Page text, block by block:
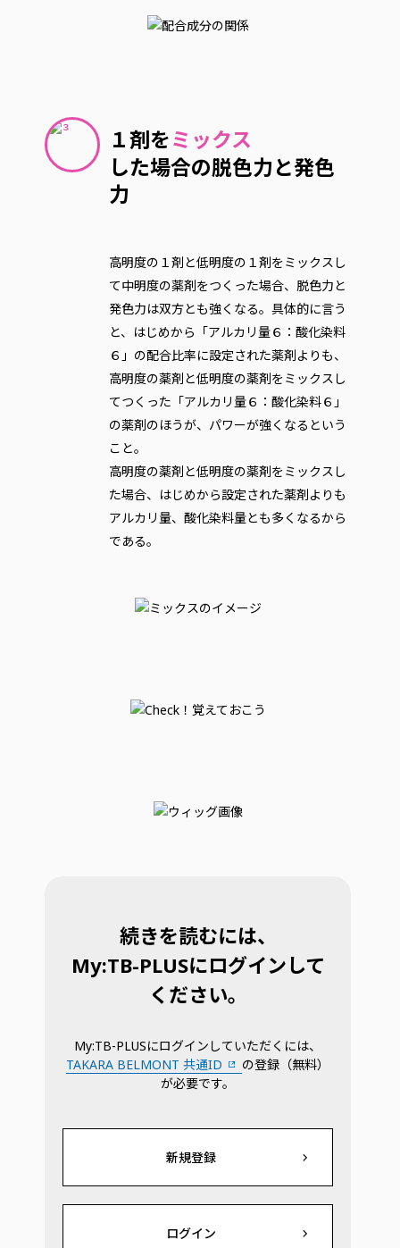
１剤をミックス
した場合の脱色力と発色
力
高明度の１剤と低明度の１剤をミックスし
て中明度の薬剤をつくった場合、脱色力と
発色力は双方とも強くなる。具体的に言う
と、はじめから「アルカリ量６：酸化染料
６」の配合比率に設定された薬剤よりも、
高明度の薬剤と低明度の薬剤をミックスし
てつくった「アルカリ量６：酸化染料６」
の薬剤のほうが、パワーが強くなるという
こと。
高明度の薬剤と低明度の薬剤をミックスし
た場合、はじめから設定された薬剤よりも
アルカリ量、酸化染料量とも多くなるから
である。
続きを読むには、
My:TB-PLUSにログインして
ください。
My:TB-PLUSにログインしていただくには、
TAKARA BELMONT 共通ID
の登録（無料）
が必要です。
新規登録
ログイン